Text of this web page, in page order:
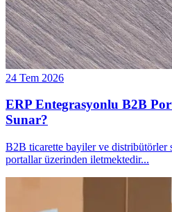
24 Tem 2026
ERP Entegrasyonlu B2B
Sunar?
B2B ticarette bayiler ve distribütörler
portallar üzerinden iletmektedir...